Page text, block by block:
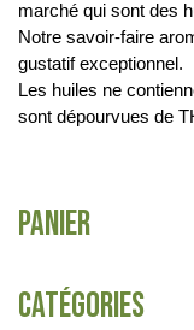
marché qui sont des
Notre savoir-faire
gustatif exceptionnel.
Les huiles ne
sont dépourvues de
Panier
Catégories